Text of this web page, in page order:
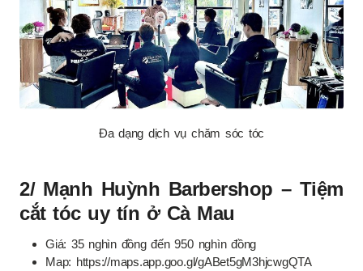
Đa dạng dịch vụ chăm sóc tóc
2/ Mạnh Huỳnh Barbershop – Tiệm
cắt tóc uy tín ở Cà Mau
Giá: 35 nghìn đồng đến 950 nghìn đồng
Map: https://maps.app.goo.gl/gABet5gM3hjcwgQTA